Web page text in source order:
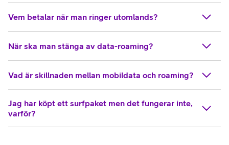
Vem betalar när man ringer utomlands?
När ska man stänga av data-roaming?
Vad är skillnaden mellan mobildata och roaming?
Jag har köpt ett surfpaket men det fungerar inte,
varför?